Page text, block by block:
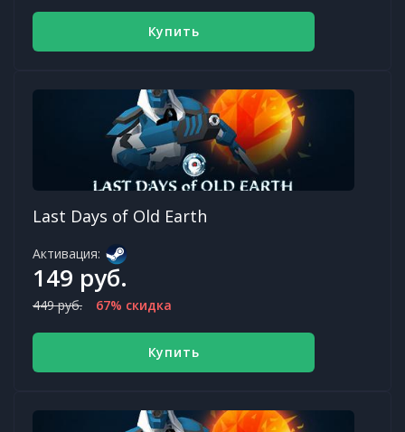
Купить
Last Days of Old Earth
Активация:
149 руб.
449 руб. 67% скидка
Купить